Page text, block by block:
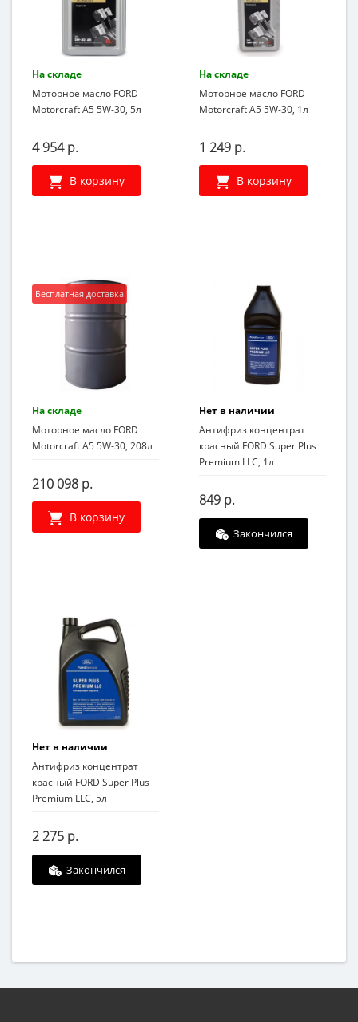
На складе
Моторное масло FORD
Motorcraft A5 5W-30, 5л
4 954 р.
В корзину
На складе
Моторное масло FORD
Motorcraft A5 5W-30, 1л
1 249 р.
В корзину
Бесплатная доставка
На складе
Моторное масло FORD
Motorcraft A5 5W-30, 208л
210 098 р.
В корзину
Нет в наличии
Антифриз концентрат
красный FORD Super Plus
Premium LLC, 1л
849 р.
Закончился
Нет в наличии
Антифриз концентрат
красный FORD Super Plus
Premium LLC, 5л
2 275 р.
Закончился